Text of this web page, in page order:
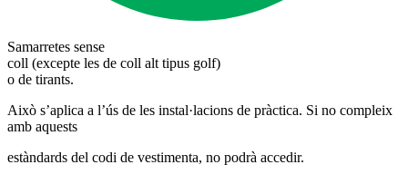
Samarretes sense
coll (excepte les de coll alt tipus golf)
o de tirants.
Això s’aplica a l’ús de les instal·lacions de pràctica. Si no compleix
amb aquests
estàndards del codi de vestimenta, no podrà accedir.